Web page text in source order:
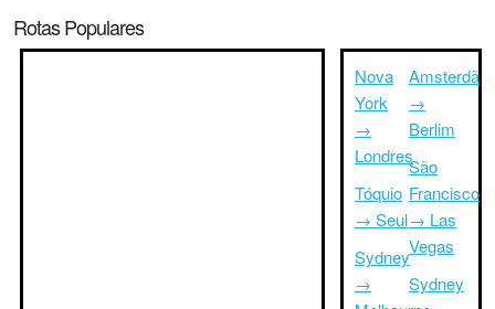
Rotas Populares
Nova
York
→
Londres
Tóquio
→ Seul
Sydney
→
Amsterdã
→
Berlim
São
Francisco
→ Las
Vegas
Sydney